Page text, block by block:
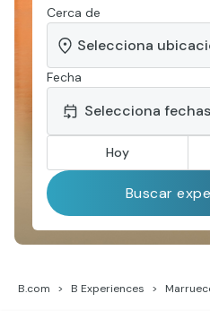
Cerca de
Fecha
Hoy
Buscar
B.com B Experiences